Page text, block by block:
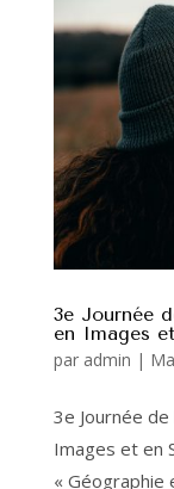
3e Journée
en Images
par admin |
3e Journée
Images et en
« Géographie